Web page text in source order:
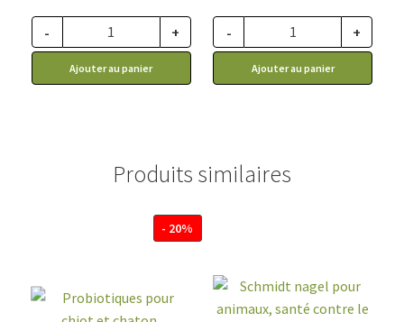
36.99$
à
- +
Ajouter au panier
- +
Ajouter au panier
Produits similaires
- 20%